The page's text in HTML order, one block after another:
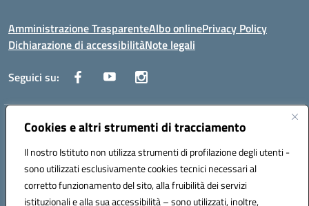
Cookies e altri strumenti di tracciamento
Il nostro Istituto non utilizza strumenti di profilazione degli utenti -
sono utilizzati esclusivamente cookies tecnici necessari al
corretto funzionamento del sito, alla fruibilità dei servizi
istituzionali e alla sua accessibilità – sono utilizzati, inoltre,
Amministrazione TrasparenteAlbo onlinePrivacy Policy
Dichiarazione di accessibilitàNote legali
Seguici su:
Indirizzo:Corso Fornari, 1 - 70056 Molfetta
Posta elettronica certificata (PEC):BARH04000D@pec.istruzione.it
Codice fiscale: 93249230728
Codice meccanografico: BARH04000D